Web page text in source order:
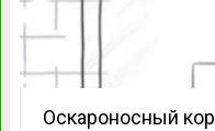
Оскароносный